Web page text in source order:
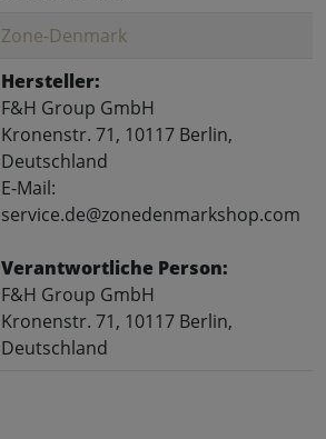
Zone-Denmark
Hersteller:
F&H Group GmbH
Kronenstr. 71, 10117 Berlin,
Deutschland
E-Mail:
service.de@zonedenmarkshop.com
Verantwortliche Person:
F&H Group GmbH
Kronenstr. 71, 10117 Berlin,
Deutschland